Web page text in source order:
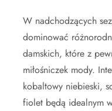
W nadchodzących
dominować
damskich, które z
miłośniczek mody.
kobaltowy niebieski,
fiolet będą idealnym